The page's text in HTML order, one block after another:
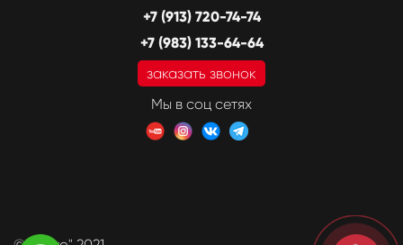
+7 (913) 720-74-74
+7 (983) 133-64-64
заказать звонок
Мы в соц сетях